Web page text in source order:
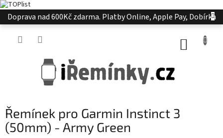
Přejít
na
Doprava nad 600Kč zdarma. Platby Online, Apple Pay, Dobírka
Řemínek pro Garmin Instinct 3
(50mm) - Army Green